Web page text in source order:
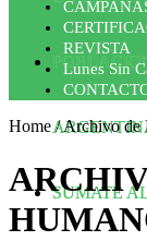
SUMATE
REVISTA
Lunes Sin
Home/Archivo de